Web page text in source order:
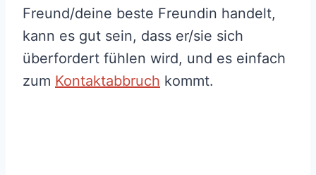
Freund/deine beste Freundin handelt,
kann es gut sein, dass er/sie sich
überfordert fühlen wird, und es einfach
zum Kontaktabbruch kommt.